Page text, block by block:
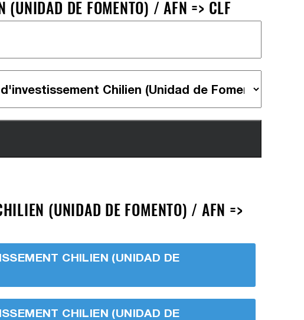
(UNIDAD DE FOMENTO) / AFN => CLF
(UNIDAD DE FOMENTO) / AFN =>
CHILIEN (UNIDAD DE
CHILIEN (UNIDAD DE